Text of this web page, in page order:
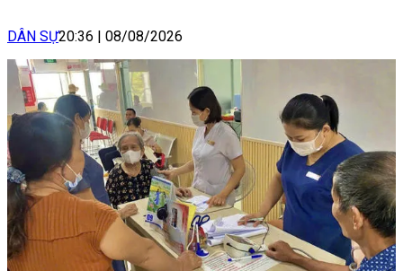
DÂN SỰ20:36 08/08/2026